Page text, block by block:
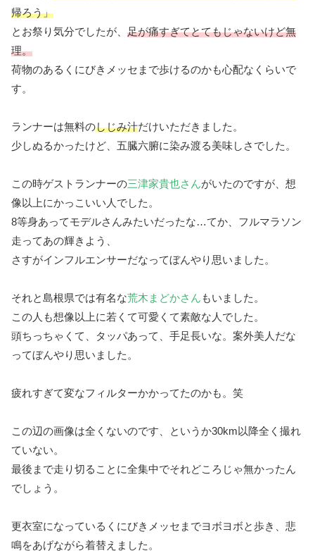
帰ろう」
とお祭り気分でしたが、 足が痛すぎてとてもじゃないけど無
理。
荷物のあるくにびきメッセまで歩けるのかも心配なくらいで
す。
ランナーは無料のしじみ汁だけいただきました。
少しぬるかったけど、五臓六腑に染み渡る美味しさでした。
この時ゲストランナーの三津家貴也さんがいたのですが、想
像以上にかっこいい人でした。
8等身あってモデルさんみたいだったな…てか、フルマラソン
走ってあの輝きよう、
さすがインフルエンサーだなってぼんやり思いました。
それと島根県では有名な荒木まどかさん もいました。
この人も想像以上に若くて可愛くて素敵な人でした。
頭ちっちゃくて、タッパあって、手足長いな。案外美人だな
ってぼんやり思いました。
疲れすぎて変なフィルターかかってたのかも。笑
この辺の画像は全くないのです、というか30km以降全く撮れ
ていない。
最後まで走り切ることに全集中でそれどころじゃ無かったん
でしょう。
更衣室になっているくにびきメッセまでヨボヨボと歩き、悲
鳴をあげながら着替えました。